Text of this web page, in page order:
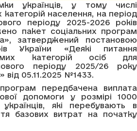
українців, у тому числі
категорій населення, на період
періоду 2025-2026 років
пакет соціальних програм
затверджений постановою
України «Деякі питання
категорій осіб для
періоду 2025/26 року
від 05.11.2025 №1433.
передбачена виплата
допомоги у розмірі 1000
які перебувають в
базових витрат на початку